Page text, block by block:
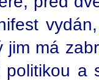
jim má
a